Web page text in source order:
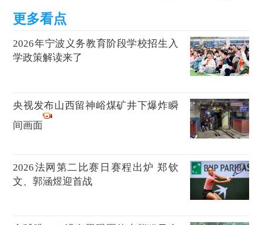
2026年宁波义务教育阶段学校招生入
学政策解读来了
央视发布山西留神峪煤矿井下爆炸瞬
间画面
2026法网第二比赛日赛程出炉 郑钦
文、郭涵煜迎首战